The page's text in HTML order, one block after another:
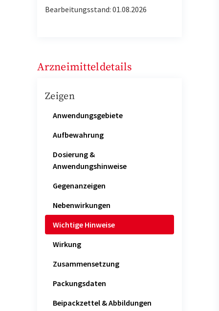
Bearbeitungsstand: 01.08.2026
Arzneimitteldetails
Zeigen
Anwendungsgebiete
Aufbewahrung
Dosierung &
Anwendungshinweise
Gegenanzeigen
Nebenwirkungen
Wichtige Hinweise
Wirkung
Zusammensetzung
Packungsdaten
Beipackzettel & Abbildungen